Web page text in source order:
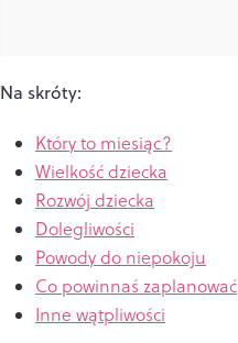
Na skróty:
Który to miesiąc?
Wielkość dziecka
Rozwój dziecka
Dolegliwości
Powody do niepokoju
Co powinnaś zaplanować
Inne wątpliwości